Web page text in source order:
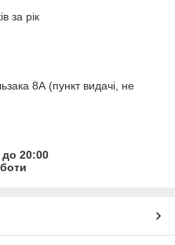
за рік
8А (пункт видачі, не
до 20:00